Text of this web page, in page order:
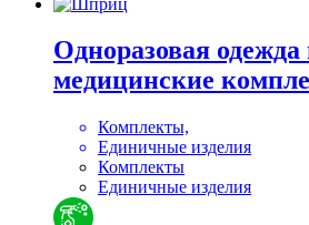
Одноразовая одежда
медицинские
Комплекты,
Единичные изделия
Комплекты
Единичные изделия